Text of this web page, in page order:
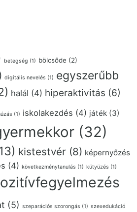
betegség (1) bölcsőde (2)
digitális nevelés (1) egyszerűbb
halál (4) hiperaktivitás (6)
(1) iskolakezdés (4) játék (3)
(32)
kistestvér (8) képernyőzés
(4) következménytanulás (1) kütyüzés (1)
(5) szeparációs szorongás (1) szexedukáció